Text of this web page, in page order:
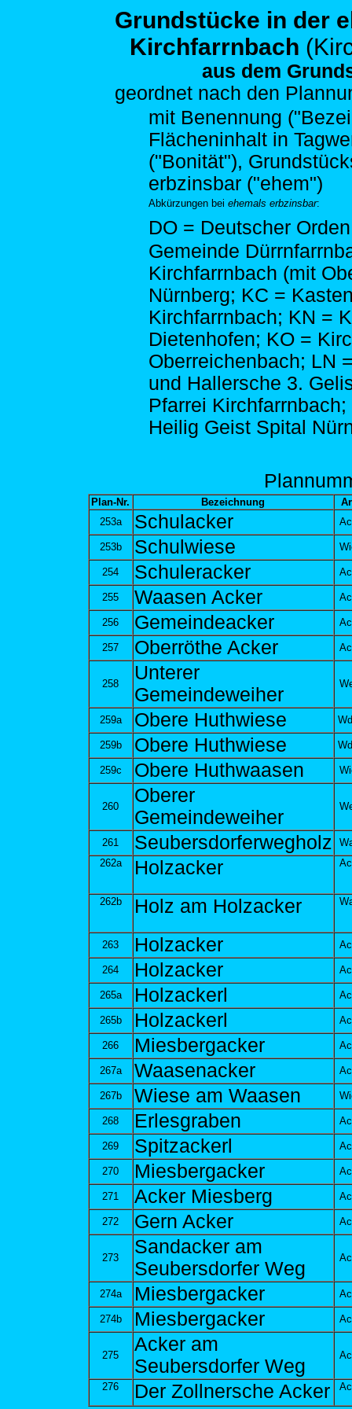
Grundstücke in der
Kirchfarrnbach
aus dem
geordnet nach den
mit Benennung
Flächeninhalt in
("Bonität"),
erbzinsbar ("ehem")
Abkürzungen bei ehemals erbzinsbar:
DO = Deutscher
Gemeinde
Kirchfarrnbach (mit
Nürnberg; KC =
Kirchfarrnbach; KN =
Dietenhofen; KO =
Oberreichenbach; LN
und Hallersche 3.
Pfarrei Kirchfarrnbach;
Heilig Geist Spital
Plann
Plan-Nr. Bezeichnung
253a
Schulacker
253b Schulwiese
254 Schuleracker
255 Waasen Acker
256 Gemeindeacker
257 Oberröthe Acker
258
Unterer
Gemeindeweiher
259a Obere Huthwiese
259b Obere Huthwiese
259c Obere Huthwaasen
260
Oberer
Gemeindeweiher
261 Seubersdorferwegholz
262a
Holzacker
262b Holz am Holzacker
263 Holzacker
264 Holzacker
265a Holzackerl
265b Holzackerl
266 Miesbergacker
267a Waasenacker
267b Wiese am Waasen
268 Erlesgraben
269 Spitzackerl
270 Miesbergacker
271 Acker Miesberg
272 Gern Acker
273
Sandacker am
Seubersdorfer Weg
274a Miesbergacker
274b Miesbergacker
275
Acker am
Seubersdorfer Weg
276 Der Zollnersche Acker